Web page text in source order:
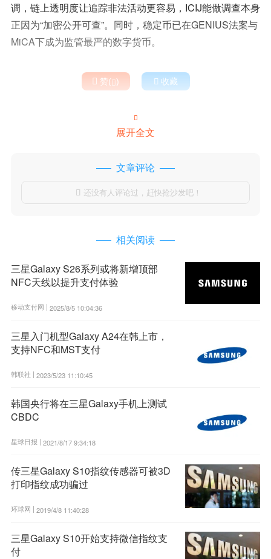
调，链上透明度让追踪非法活动更容易，ICIJ能做调查本身
正因为“加密公开可查”。同时，稳定币已在GENIUS法案与
MiCA下成为监管最严的数字货币。
 赞()  收藏

展开全文
文章评论
 还没有人评论过，赶快抢沙发吧！
相关阅读
三星Galaxy S26系列或将新增顶部
NFC天线以提升支付体验
移动支付网 | 2025/8/5 10:04:36
三星入门机型Galaxy A24在韩上市，
支持NFC和MST支付
韩联社 | 2023/5/23 11:10:45
韩国央行将在三星Galaxy手机上测试
CBDC
星球日报 | 2021/8/17 9:34:18
传三星Galaxy S10指纹传感器可被3D
打印指纹成功骗过
环球网 | 2019/4/8 11:40:28
三星Galaxy S10开始支持微信指纹支
付